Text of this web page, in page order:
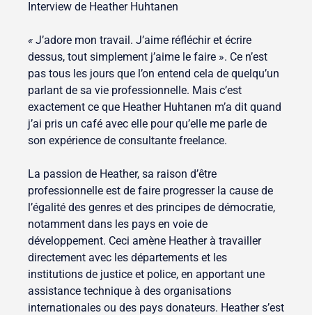
Interview de Heather Huhtanen
« J’adore mon travail. J’aime réfléchir et écrire
dessus, tout simplement j’aime le faire ». Ce n’est
pas tous les jours que l’on entend cela de quelqu’un
parlant de sa vie professionnelle. Mais c’est
exactement ce que Heather Huhtanen m’a dit quand
j’ai pris un café avec elle pour qu’elle me parle de
son expérience de consultante freelance.
La passion de Heather, sa raison d’être
professionnelle est de faire progresser la cause de
l’égalité des genres et des principes de démocratie,
notamment dans les pays en voie de
développement. Ceci amène Heather à travailler
directement avec les départements et les
institutions de justice et police, en apportant une
assistance technique à des organisations
internationales ou des pays donateurs. Heather s’est